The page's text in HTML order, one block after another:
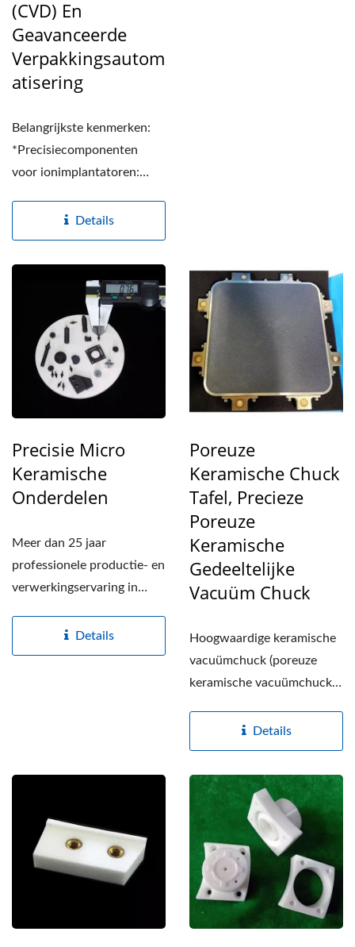
(CVD) En
Geavanceerde
Verpakkingsautom
Atisering
Belangrijkste kenmerken:
*Precisiecomponenten
voor ionimplantatoren:
Details
Precisie Micro
Keramische
Onderdelen
Meer dan 25 jaar
professionele productie- en
verwerkingservaring in
siliciumnitride,...
Details
Poreuze
Keramische Chuck
Tafel, Precieze
Poreuze
Keramische
Gedeeltelijke
Vacuüm Chuck
Hoogwaardige keramische
vacuümchuck (poreuze
keramische vacuümchuck)
Details